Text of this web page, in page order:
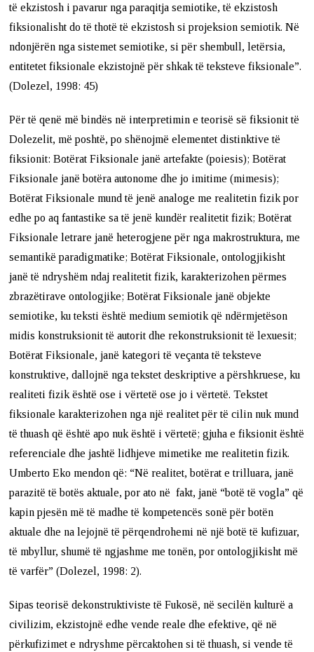
të ekzistosh i pavarur nga paraqitja semiotike, të ekzistosh
fiksionalisht do të thotë të ekzistosh si projeksion semiotik. Në
ndonjërën nga sistemet semiotike, si për shembull, letërsia,
entitetet fiksionale ekzistojnë për shkak të teksteve fiksionale”.
(Dolezel, 1998: 45)
Për të qenë më bindës në interpretimin e teorisë së fiksionit të
Dolezelit, më poshtë, po shënojmë elementet distinktive të
fiksionit: Botërat Fiksionale janë artefakte (poiesis); Botërat
Fiksionale janë botëra autonome dhe jo imitime (mimesis);
Botërat Fiksionale mund të jenë analoge me realitetin fizik por
edhe po aq fantastike sa të jenë kundër realitetit fizik; Botërat
Fiksionale letrare janë heterogjene për nga makrostruktura, me
semantikë paradigmatike; Botërat Fiksionale, ontologjikisht
janë të ndryshëm ndaj realitetit fizik, karakterizohen përmes
zbrazëtirave ontologjike; Botërat Fiksionale janë objekte
semiotike, ku teksti është medium semiotik që ndërmjetëson
midis konstruksionit të autorit dhe rekonstruksionit të lexuesit;
Botërat Fiksionale, janë kategori të veçanta të teksteve
konstruktive, dallojnë nga tekstet deskriptive a përshkruese, ku
realiteti fizik është ose i vërtetë ose jo i vërtetë. Tekstet
fiksionale karakterizohen nga një realitet për të cilin nuk mund
të thuash që është apo nuk është i vërtetë; gjuha e fiksionit është
referenciale dhe jashtë lidhjeve mimetike me realitetin fizik.
Umberto Eko mendon që: “Në realitet, botërat e trilluara, janë
parazitë të botës aktuale, por ato në fakt, janë “botë të vogla” që
kapin pjesën më të madhe të kompetencës sonë për botën
aktuale dhe na lejojnë të përqendrohemi në një botë të kufizuar,
të mbyllur, shumë të ngjashme me tonën, por ontologjikisht më
të varfër” (Dolezel, 1998: 2).
Sipas teorisë dekonstruktiviste të Fukosë, në secilën kulturë a
civilizim, ekzistojnë edhe vende reale dhe efektive, që në
përkufizimet e ndryshme përcaktohen si të thuash, si vende të